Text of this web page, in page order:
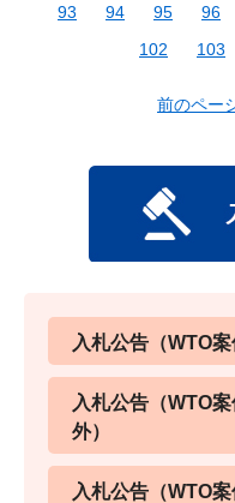
93
94 95 96
102
103
前のペー
入札公告（WTO案
入札公告（WTO
外）
入札公告（WTO